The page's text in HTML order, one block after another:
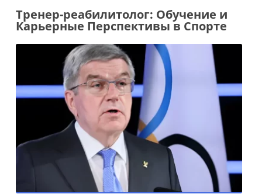
Тренер-реабилитолог: Обучение и
Карьерные Перспективы в Спорте